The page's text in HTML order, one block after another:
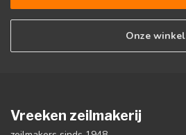
Onze winkel
Vreeken zeilmakerij